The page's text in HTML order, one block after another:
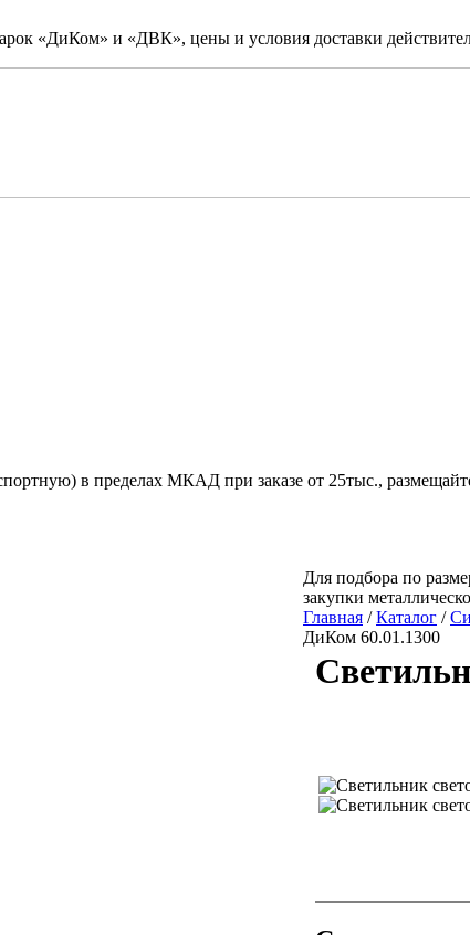
«ДиКом» и «ДВК», цены и условия доставки
в пределах МКАД при заказе от 25тыс.,
Для подбора по
закупки
Главная /Каталог /
ДиКом 60.01.1300